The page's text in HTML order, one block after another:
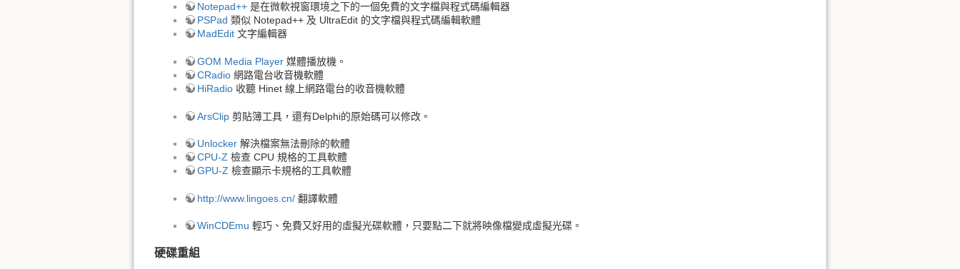
Notepad++ 是在微軟視窗環境之下的一個免費的文字檔與程式碼編輯器
PSPad 類似 Notepad++ 及 UltraEdit 的文字檔與程式碼編輯軟體
MadEdit 文字編輯器
GOM Media Player 媒體播放機。
CRadio 網路電台收音機軟體
HiRadio 收聽 Hinet 線上網路電台的收音機軟體
ArsClip 剪貼簿工具，還有Delphi的原始碼可以修改。
Unlocker 解決檔案無法刪除的軟體
CPU-Z 檢查 CPU 規格的工具軟體
GPU-Z 檢查顯示卡規格的工具軟體
http://www.lingoes.cn/ 翻譯軟體
WinCDEmu 輕巧、免費又好用的虛擬光碟軟體，只要點二下就將映像檔變成虛擬光碟。
硬碟重組